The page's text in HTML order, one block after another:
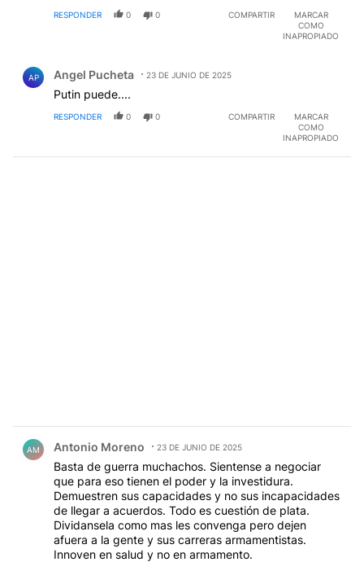
RESPONDER 0 0 COMPARTIR
MARCAR
COMO
INAPROPIADO
AP Angel Pucheta 23 DE JUNIO DE 2025
Putin puede....
RESPONDER 0 0 COMPARTIR
MARCAR
COMO
INAPROPIADO
AM Antonio Moreno 23 DE JUNIO DE 2025
Basta de guerra muchachos. Sientense a negociar
que para eso tienen el poder y la investidura.
Demuestren sus capacidades y no sus incapacidades
de llegar a acuerdos. Todo es cuestión de plata.
Dividansela como mas les convenga pero dejen
afuera a la gente y sus carreras armamentistas.
Innoven en salud y no en armamento.